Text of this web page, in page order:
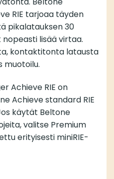
RIE tarjoaa täyden
pikalatauksen 30
lisää virtaa.
kontaktitonta latausta
muotoilu.
Achieve RIE on
Achieve standard RIE
käytät Beltone
valitse Premium
erityisesti miniRIE-